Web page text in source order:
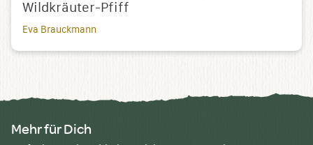
Wildkräuter-Pfiff
Eva Brauckmann
Mehr für Dich